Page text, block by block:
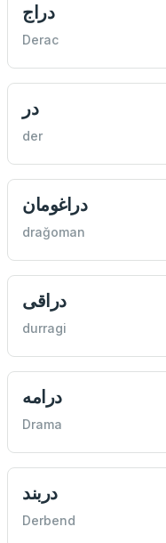
دراج
Derac
در
der
دراغومان
drağoman
دراقی
durragi
درامه
Drama
دربند
Derbend